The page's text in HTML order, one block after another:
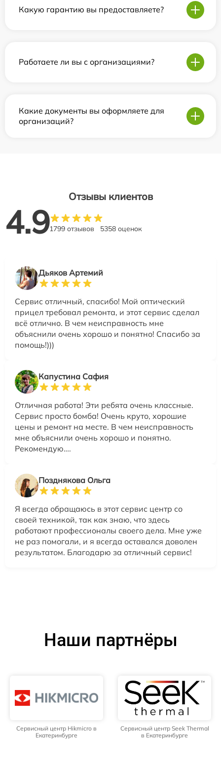
Какую гарантию вы предоставляете?
Работаете ли вы с организациями?
Какие документы вы оформляете для
организаций?
Отзывы клиентов
4.91799 отзывов 5358 оценок
Дьяков Артемий
Сервис отличный, спасибо! Мой оптический
прицел требовал ремонта, и этот сервис сделал
всё отлично. В чем неисправность мне
объяснили очень хорошо и понятно! Спасибо за
помощь!)))
Капустина Сафия
Отличная работа! Эти ребята очень классные.
Сервис просто бомба! Очень круто, хорошие
цены и ремонт на месте. В чем неисправность
мне объяснили очень хорошо и понятно.
Рекомендую….
Позднякова Ольга
Я всегда обращаюсь в этот сервис центр со
своей техникой, так как знаю, что здесь
работают профессионалы своего дела. Мне уже
не раз помогали, и я всегда оставался доволен
результатом. Благодарю за отличный сервис!
Наши партнёры
Сервисный центр Hikmicro в
Екатеринбурге
Сервисный центр Seek Thermal
в Екатеринбурге